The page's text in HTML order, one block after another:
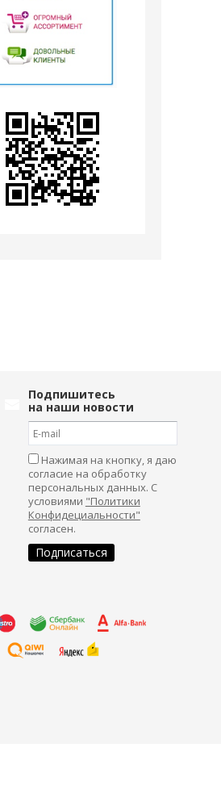
Подпишитесь
на наши новости
Нажимая на кнопку, я даю
согласие на обработку
персональных данных. С
условиями "Политики
Конфидециальности"
согласен.